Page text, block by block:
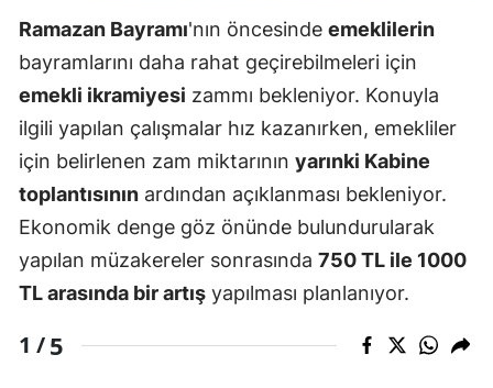
Ramazan Bayramı'nın öncesinde emeklilerin
bayramlarını daha rahat geçirebilmeleri için
emekli ikramiyesi zammı bekleniyor. Konuyla
ilgili yapılan çalışmalar hız kazanırken, emekliler
için belirlenen zam miktarının yarınki Kabine
toplantısının ardından açıklanması bekleniyor.
Ekonomik denge göz önünde bulundurularak
yapılan müzakereler sonrasında 750 TL ile 1000
TL arasında bir artış yapılması planlanıyor.
1 /5